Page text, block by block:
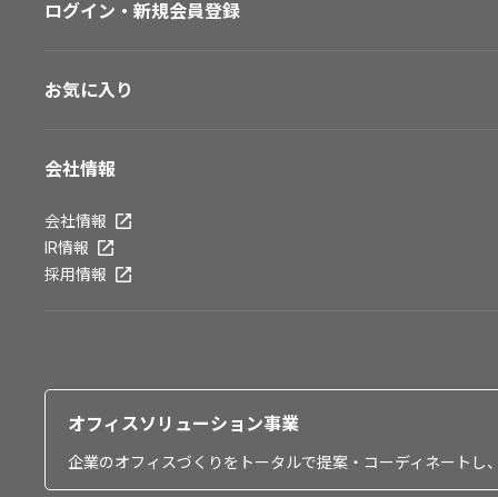
ログイン・新規会員登録
お気に入り
会社情報
会社情報
IR情報
採用情報
オフィスソリューション事業
企業のオフィスづくりをトータルで提案・コーディネート